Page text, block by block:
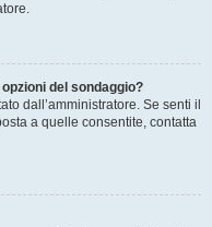
del sondaggio?
dall’amministratore. Se senti il
a quelle consentite, contatta